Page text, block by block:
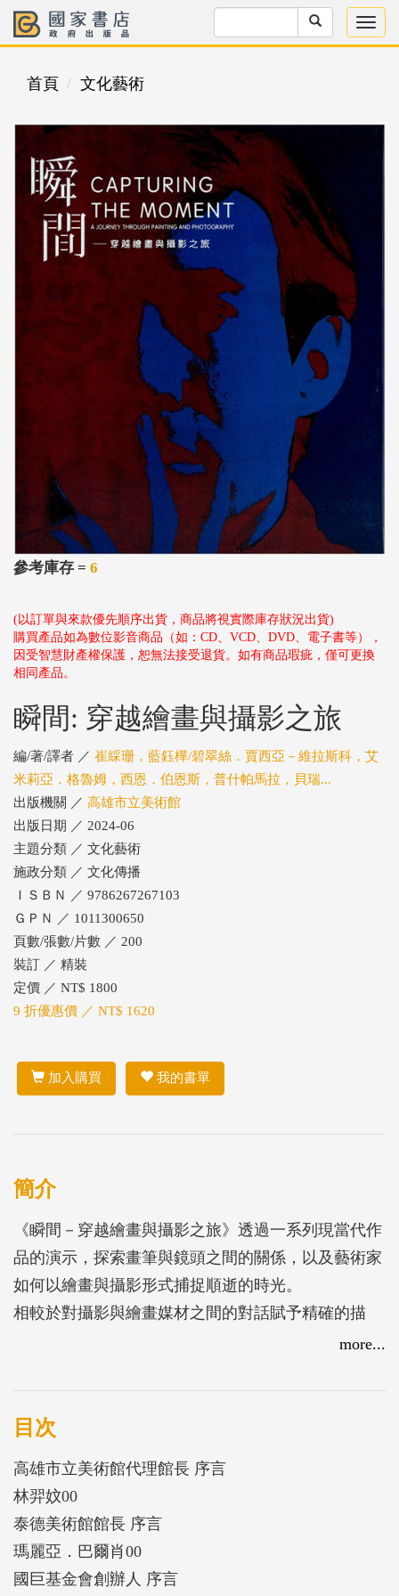
首頁 文化藝術
參考庫存 = 6
(以訂單與來款優先順序出貨，商品將視實際庫存狀況出貨)
購買產品如為數位影音商品（如：CD、VCD、DVD、電子書等），
因受智慧財產權保護，恕無法接受退貨。如有商品瑕疵，僅可更換
相同產品。
瞬間: 穿越繪畫與攝影之旅
編/著/譯者 ／ 崔綵珊，藍鈺樺/碧翠絲．賈西亞－維拉斯科，艾
米莉亞．格魯姆，西恩．伯恩斯，普什帕馬拉，貝瑞...
出版機關 ／ 高雄市立美術館
出版日期 ／ 2024-06
主題分類 ／ 文化藝術
施政分類 ／ 文化傳播
ＩＳＢＮ ／ 9786267267103
ＧＰＮ ／ 1011300650
頁數/張數/片數 ／ 200
裝訂 ／ 精裝
定價 ／ NT$ 1800
9 折優惠價 ／ NT$ 1620
加入購買 我的書單
簡介
《瞬間－穿越繪畫與攝影之旅》透過一系列現當代作
品的演示，探索畫筆與鏡頭之間的關係，以及藝術家
如何以繪畫與攝影形式捕捉順逝的時光。
相較於對攝影與繪畫媒材之間的對話賦予精確的描
述，本展期望透過人與地的多樣描繪，展開一場開放
more...
目次
高雄市立美術館代理館長 序言
林羿妏00
泰德美術館館長 序言
瑪麗亞．巴爾肖00
國巨基金會創辦人 序言